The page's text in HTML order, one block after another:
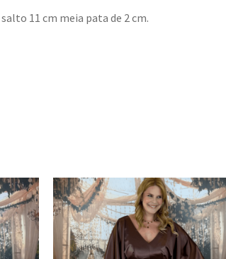
11 cm meia pata de 2 cm.